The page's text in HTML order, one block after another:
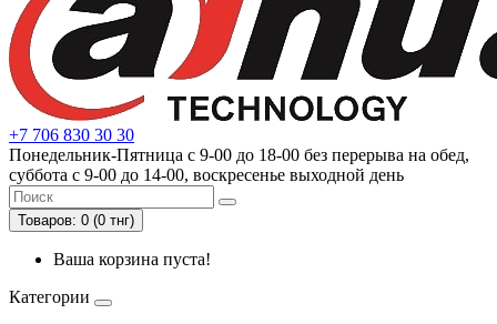
+7 706 830 30 30
Понедельник-Пятница с 9-00 до 18-00 без перерыва на обед,
суббота с 9-00 до 14-00, воскресенье выходной день
Товаров: 0 (0 тнг)
Ваша корзина пуста!
Категории